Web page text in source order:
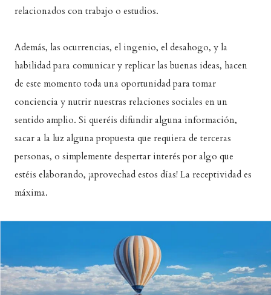
relacionados con trabajo o estudios.
Además, las ocurrencias, el ingenio, el desahogo, y la
habilidad para comunicar y replicar las buenas ideas, hacen
de este momento toda una oportunidad para tomar
conciencia y nutrir nuestras relaciones sociales en un
sentido amplio. Si queréis difundir alguna información,
sacar a la luz alguna propuesta que requiera de terceras
personas, o simplemente despertar interés por algo que
estéis elaborando, ¡aprovechad estos días! La receptividad es
máxima.